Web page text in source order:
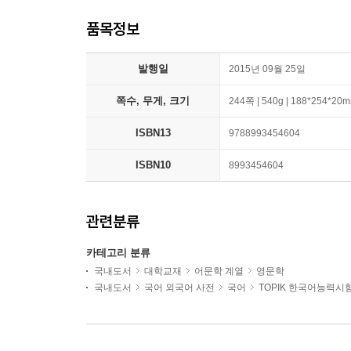
품목정보
발행일 2015년 09월 25일
쪽수, 무게, 크기 244쪽 | 540g |
ISBN13 9788993454604
ISBN10 8993454604
관련분류
카테고리 분류
국내도서 대학교재 어문학 계열
영문학
국내도서
국어 외국어 사전 국어 TOPIK 한국어능력시